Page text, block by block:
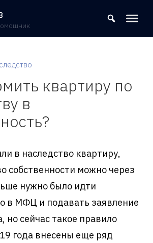
8 (800) 302-09-37
квартиру по
в
в наследство квартиру,
собственности можно через
нужно было идти
в МФЦ и подавать заявление
но сейчас такое правило
года внесены еще ряд